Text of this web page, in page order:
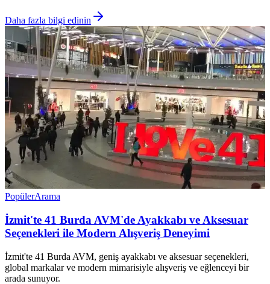
Daha fazla bilgi edinin
PopülerArama
İzmit'te 41 Burda AVM'de Ayakkabı ve Aksesuar
Seçenekleri ile Modern Alışveriş Deneyimi
İzmit'te 41 Burda AVM, geniş ayakkabı ve aksesuar seçenekleri,
global markalar ve modern mimarisiyle alışveriş ve eğlenceyi bir
arada sunuyor.